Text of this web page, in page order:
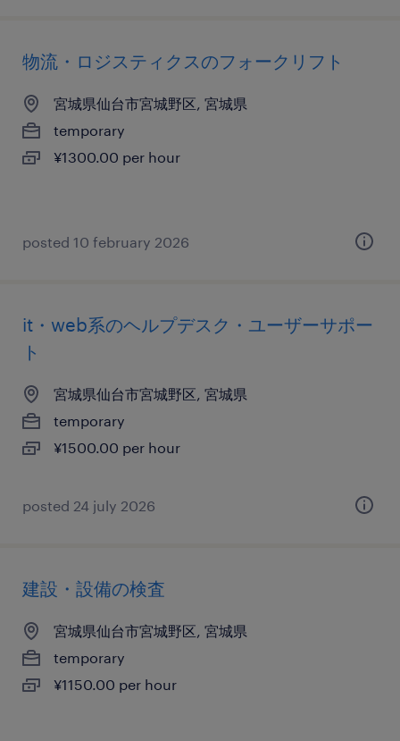
物流・ロジスティクスのフォークリフト
宮城県仙台市宮城野区, 宮城県
temporary
¥1300.00 per hour
posted 10 february 2026
it・web系のヘルプデスク・ユーザーサポー
ト
宮城県仙台市宮城野区, 宮城県
temporary
¥1500.00 per hour
posted 24 july 2026
建設・設備の検査
宮城県仙台市宮城野区, 宮城県
temporary
¥1150.00 per hour